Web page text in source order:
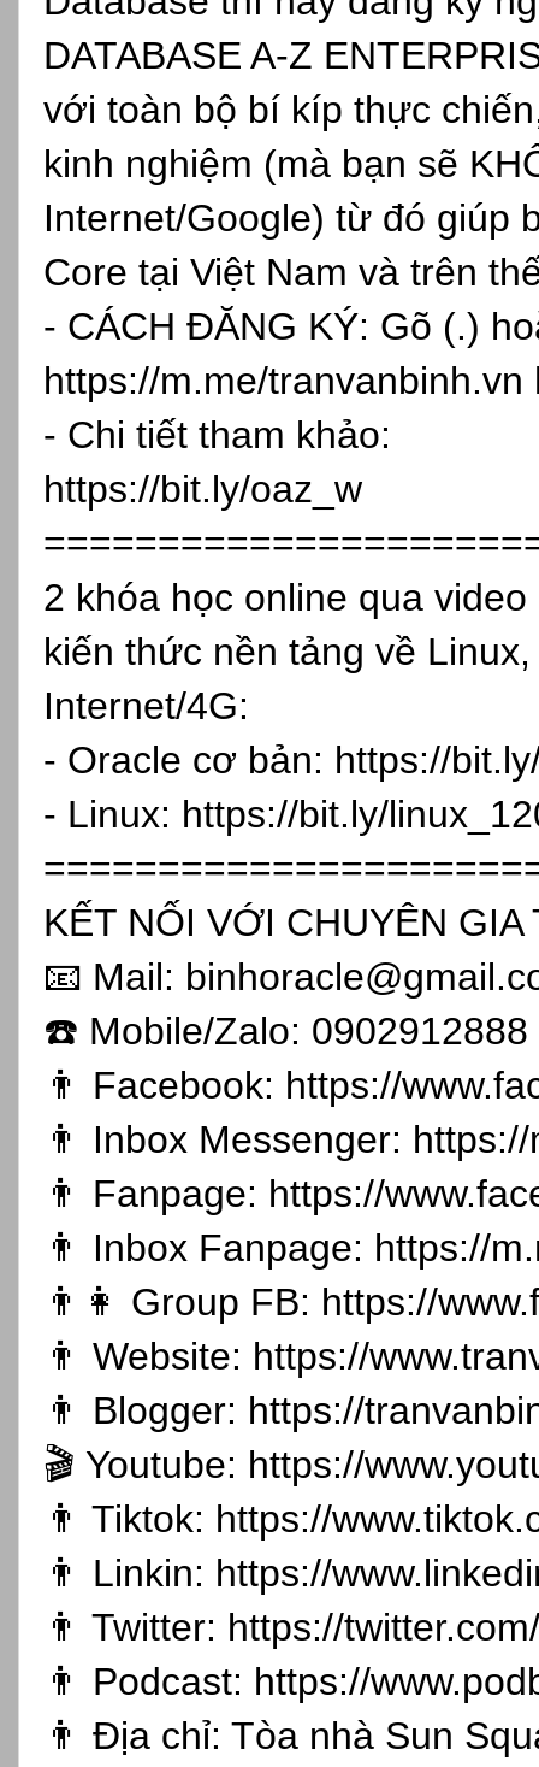
DATABASE A-Z
với toàn bộ bí kíp thực
kinh nghiệm (mà bạn sẽ
Internet/Google) từ đó giúp
Core tại Việt Nam và trên
- CÁCH ĐĂNG KÝ: Gõ (.)
https://m.me/tranvanbinh.vn
- Chi tiết tham khảo:
https://bit.ly/oaz_w
2 khóa học online qua
kiến thức nền tảng về
Internet/4G:
- Oracle cơ bản: https://
- Linux: https://bit.ly/
KẾT NỐI VỚI CHUYÊN GIA
📧 Mail:
☎️ Mobile/Zalo: 0902912888
👨 Facebook: https://
👨 Inbox Messenger:
👨 Fanpage: https://
👨 Inbox Fanpage: https://
👨👩 Group FB: https://
👨 Website: https://
👨 Blogger: https://
🎬 Youtube: https://
👨 Tiktok: https://
👨 Linkin: https://
👨 Twitter: https://
👨 Podcast: https://
👨 Địa chỉ: Tòa nhà Sun